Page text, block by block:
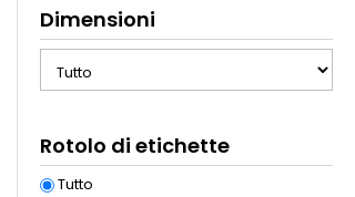
Dimensioni
Rotolo di etichette
Tutto